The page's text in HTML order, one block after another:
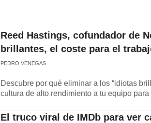
Reed Hastings, cofundador de
brillantes, el coste para el
PEDRO VENEGAS
Descubre por qué eliminar a los “idiotas
cultura de alto rendimiento a tu equipo
El truco viral de IMDb para ver